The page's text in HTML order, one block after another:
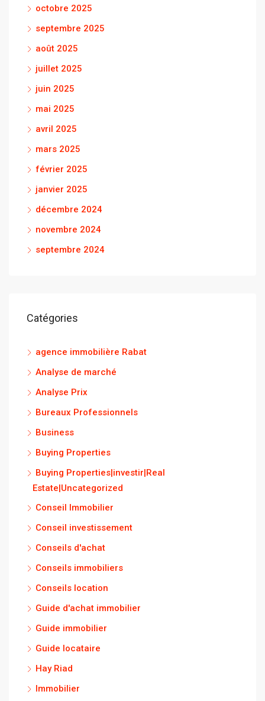
octobre 2025
septembre 2025
août 2025
juillet 2025
juin 2025
mai 2025
avril 2025
mars 2025
février 2025
janvier 2025
décembre 2024
novembre 2024
septembre 2024
Catégories
agence immobilière Rabat
Analyse de marché
Analyse Prix
Bureaux Professionnels
Business
Buying Properties
Buying Properties|investir|Real
Estate|Uncategorized
Conseil Immobilier
Conseil investissement
Conseils d'achat
Conseils immobiliers
Conseils location
Guide d'achat immobilier
Guide immobilier
Guide locataire
Hay Riad
Immobilier